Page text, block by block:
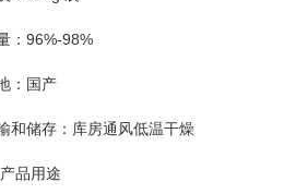
：96%-98%
：国产
和储存：库房通风低温干燥
品用途